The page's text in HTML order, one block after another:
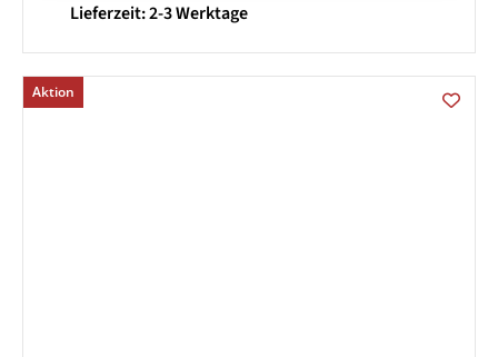
Lieferzeit:2-3 Werktage
Aktion